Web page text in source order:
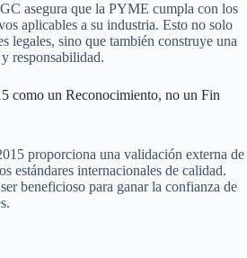
asegura que la PYME cumpla con los
aplicables a su industria. Esto no solo
legales, sino que también construye una
responsabilidad.
como un Reconocimiento, no un Fin
proporciona una validación externa de
estándares internacionales de calidad.
beneficioso para ganar la confianza de